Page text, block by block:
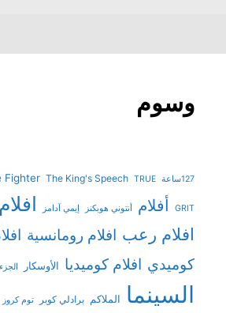
وسوم
127ساعة Fighter The King's Speech TRUE
GRIT أفلام أنتوني هوبكنز إيمي آدامز افلام
افلام رعب افلام رومانسية
كوميدي افلام كوميديا الأوسكار
السينما الملاكم برادلي كوبر توم كروز